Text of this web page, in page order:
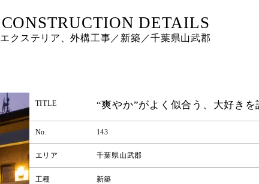
エクステリア、外構工事／新築／千葉県山武郡
TITLE “爽やか”がよく似合う、大好き
No. 143
エリア 千葉県山武郡
工種 新築